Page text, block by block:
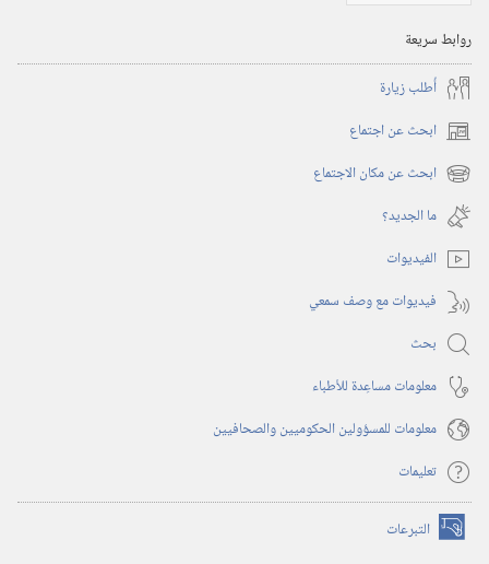
‎٢٠٠١
روابط سريعة
أُطلب زيارة
ابحث عن اجتماع (يفتح
نافذة ابحث عن مكان الاجتماع (يفتح
نافذة
جديدة)
ما الجديد؟‏
الفيديوات
فيديوات مع وصف سمعي
بحث
معلومات مساعِدة للأطباء
معلومات للمسؤولين الحكوميين والصحافيين
تعليمات
التبرعات (يفتح